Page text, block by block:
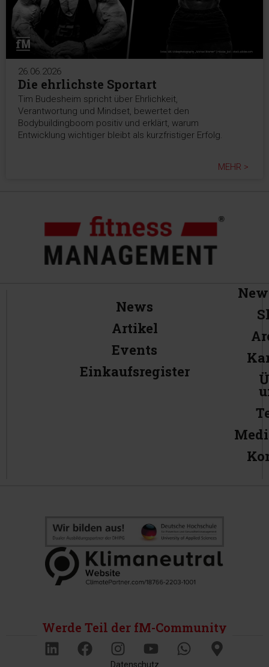
26.06.2026
Die ehrlichste Sportart
Tim Budesheim spricht über Ehrlichkeit,
Verantwortung und Mindset, bewertet den
Bodybuildingboom positiv und erklärt, warum
Entwicklung wichtiger bleibt als kurzfristiger Erfolg.
MEHR >
News
Artikel
Events
Einkaufsregister
Werde Teil der fM-Community
Datenschutz